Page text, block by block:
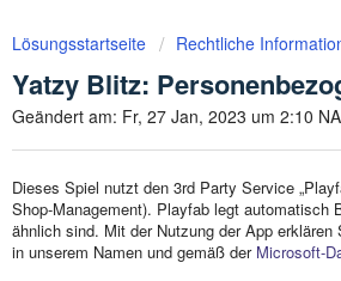
Lösungsstartseite Rechtliche
Yatzy Blitz:
Geändert am: Fr, 27 Jan, 2023 um 2:10
Dieses Spiel nutzt den 3rd Party Service
Shop-Management). Playfab legt automatisch
ähnlich sind. Mit der Nutzung der App
in unserem Namen und gemäß der Microsoft-